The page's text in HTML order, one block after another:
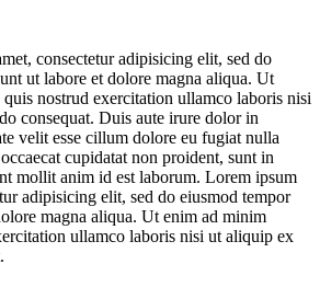
consectetur adipisicing elit, sed do
ut labore et dolore magna aliqua. Ut
nostrud exercitation ullamco laboris nisi
consequat. Duis aute irure dolor in
velit esse cillum dolore eu fugiat nulla
cupidatat non proident, sunt in
mollit anim id est laborum. Lorem ipsum
adipisicing elit, sed do eiusmod tempor
magna aliqua. Ut enim ad minim
ullamco laboris nisi ut aliquip ex